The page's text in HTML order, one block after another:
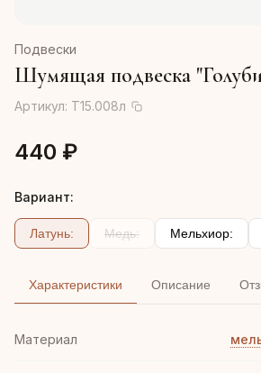
Подвески
Шумящая подвеска
Артикул: Т15.008л
440 ₽
Вариант:
Латунь: Медь: Мельхиор:
Характеристики Описание
Материал